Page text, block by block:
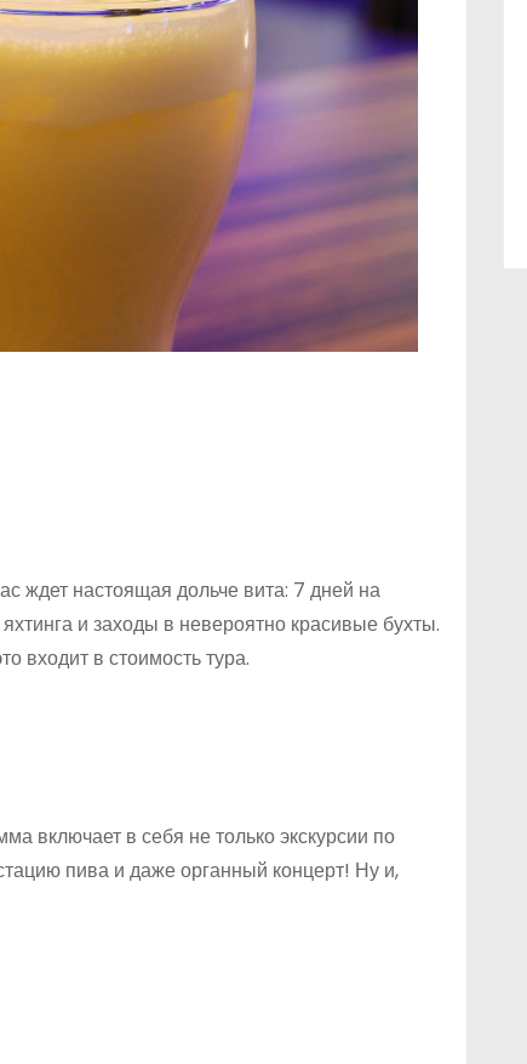
ждет настоящая дольче вита: 7 дней на
и заходы в невероятно красивые бухты.
входит в стоимость тура.
включает в себя не только экскурсии по
пива и даже органный концерт! Ну и,